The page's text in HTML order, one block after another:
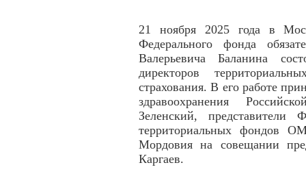
21 ноября 2025 года в
Федерального фонда
Валерьевича Баланина
директоров
страхования. В его работе
здравоохранения
Зеленский, представители
территориальных фондов
Мордовия на совещании
Каргаев.